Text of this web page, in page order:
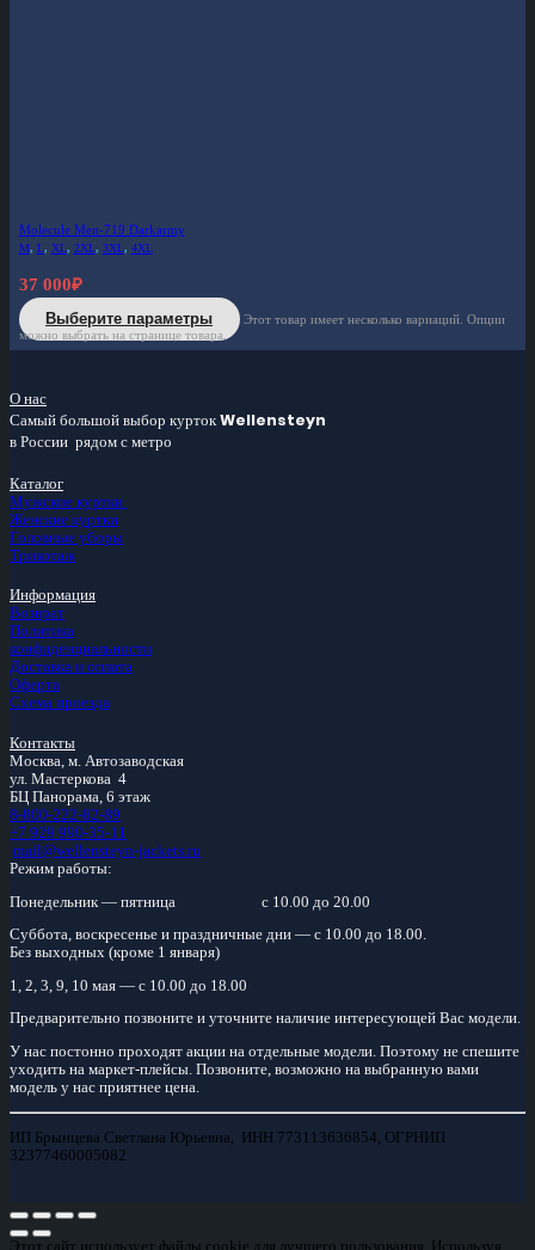
Molecule Men-719 Darkarmy
M, L, XL, 2XL, 3XL, 4XL
37 000₽
Выберите параметры
Этот товар имеет несколько вариаций. Опции
можно выбрать на странице товара.
О нас
Самый большойвыбор куртокWellensteyn
в России рядом с метро
Каталог
Мужские куртки
Женские куртки
Головные уборы
Трикотаж
Информация
Возврат
Политика
конфиденциальности
Доставка и оплата
Оферта
Схема проезда
Контакты
Москва, м. Автозаводская
ул. Мастеркова 4
БЦ Панорама, 6 этаж
8-800-222-82-89
+7 929 990-35-11
mail@wellensteyn-jackets.ru
Режим работы:
Понедельник — пятница с 10.00 до 20.00
Суббота, воскресенье и праздничные дни — с 10.00 до 18.00.
Без выходных (кроме 1 января)
1, 2, 3, 9, 10 мая — с 10.00 до 18.00
Предварительно позвоните и уточните наличие интересующей Вас модели.
У нас постонно проходят акции на отдельные модели. Поэтому не спешите
уходить на маркет-плейсы. Позвоните, возможно на выбранную вами
модель у нас приятнее цена.
ИП Брынцева Светлана Юрьевна, ИНН 773113636854, ОГРНИП
32377460005082
Этот сайт использует файлы cookie для лучшего пользования. Используя